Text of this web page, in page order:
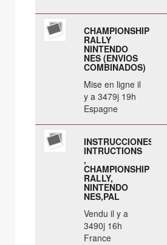
CHAMPIONSHIP
RALLY
NINTENDO
NES (ENVIOS
COMBINADOS)
Mise en ligne il
y a 3479j 19h
Espagne
INSTRUCCIONES
INTRUCTIONS
,
CHAMPIONSHIP
RALLY,
NINTENDO
NES,PAL
Vendu il y a
3490j 16h
France